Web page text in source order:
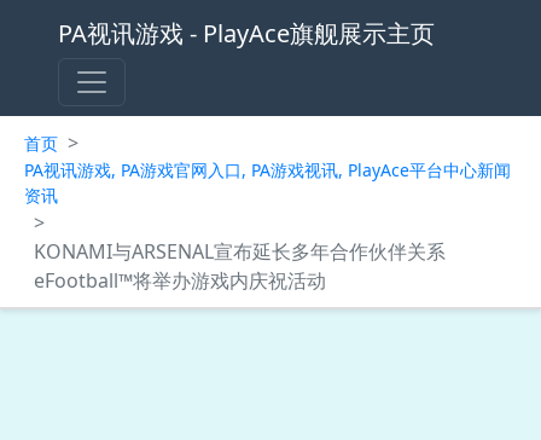
PA视讯游戏 - PlayAce旗舰展示主页
首页 >
PA视讯游戏, PA游戏官网入口, PA游戏视讯, PlayAce平台中心新闻
资讯
>
KONAMI与ARSENAL宣布延长多年合作伙伴关系
eFootball™将举办游戏内庆祝活动